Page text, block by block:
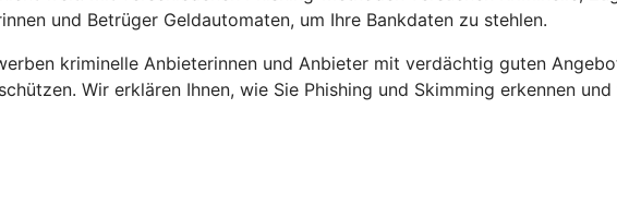
und Betrüger Geldautomaten, um Ihre Bankdaten zu stehlen.
kriminelle Anbieterinnen und Anbieter mit verdächtig guten
Wir erklären Ihnen, wie Sie Phishing und Skimming erkennen